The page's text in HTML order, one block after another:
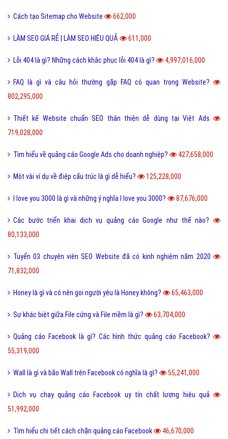
Cách tạo Sitemap cho Website 662,000
LÀM SEO GIÁ RẺ | LÀM SEO HIỆU QUẢ 611,000
Lỗi 404 là gì? Những cách khắc phục lỗi 404 là gì? 4,997,016,000
FAQ là gì và câu hỏi thường gặp FAQ có quan trọng Website?
802,295,000
Thiết kế Website chuẩn SEO thân thiện dễ dùng tại Việt Ads
719,028,000
Tìm hiểu về quảng cáo Google Ads cho doanh nghiệp? 427,658,000
Một vài ví dụ về điệp cấu trúc là gì dễ hiểu? 125,228,000
I love you 3000 là gì và những ý nghĩa I love you 3000? 87,676,000
Các bước triển khai dịch vụ quảng cáo Google như thế nào?
80,133,000
Tuyển 03 chuyên viên SEO Website đã có kinh nghiệm năm 2020
71,832,000
Honey là gì và có nên gọi người yêu là Honey không? 65,463,000
Sự khác biệt giữa File cứng và File mềm là gì? 63,704,000
Quảng cáo Facebook là gì? Các hình thức quảng cáo Facebook?
55,319,000
Wall là gì và bão Wall trên Facebook có nghĩa là gì? 55,241,000
Dịch vụ chạy quảng cáo Facebook uy tín chất lượng hiệu quả
51,992,000
Tìm hiểu chi tiết cách chặn quảng cáo Facebook 46,670,000